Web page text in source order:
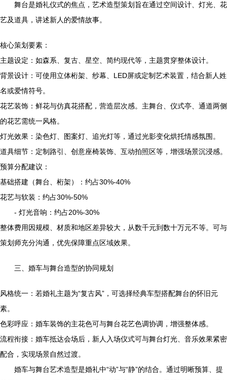
舞台是婚礼仪式的焦点，艺术造型策划旨在通过空间设计、灯光、花
艺及道具，讲述新人的爱情故事。
核心策划要素：
主题设定：如森系、复古、星空、简约现代等，主题贯穿整体设计。
背景设计：可使用立体桁架、纱幕、LED屏或定制艺术装置，结合新人姓
名或爱情符号。
花艺装饰：鲜花与仿真花搭配，营造层次感。主舞台、仪式亭、通道两侧
的花艺需统一风格。
灯光效果：染色灯、图案灯、追光灯等，通过光影变化烘托情感氛围。
道具细节：定制路引、创意座椅装饰、互动拍照区等，增强场景沉浸感。
预算分配建议：
基础搭建（舞台、桁架）：约占30%-40%
花艺与软装：约占30%-50%
- 灯光音响：约占20%-30%
整体费用因规模、材质和地区差异较大，从数千元到数十万元不等。可与
策划师充分沟通，优先保障重点区域效果。
三、婚车与舞台造型的协同规划
风格统一：若婚礼主题为“复古风”，可选择经典车型搭配舞台的怀旧元
素。
色彩呼应：婚车装饰的主花色可与舞台花艺色调协调，增强整体感。
流程衔接：婚车抵达会场后，新人入场仪式可与舞台灯光、音乐效果紧密
配合，实现场景自然过渡。
婚车与舞台艺术造型是婚礼中“动”与“静”的结合。通过明晰预算、提